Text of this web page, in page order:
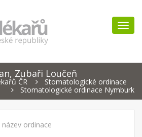
Zubaři Loučeň
ČR
Stomatologické ordinace
Stomatologické ordinace Nymburk